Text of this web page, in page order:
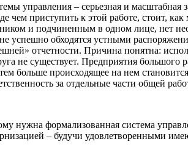
управления – серьезная и масштабная
приступить к этой работе, стоит,
и подчиненным в одном лице, нет
успешно обходятся устными
отчетности. Причина понятна:
не существует. Предприятия
больше происходящее на нем
за отдельные части общей
нужна формализованная система
– будучи удовлетворенными